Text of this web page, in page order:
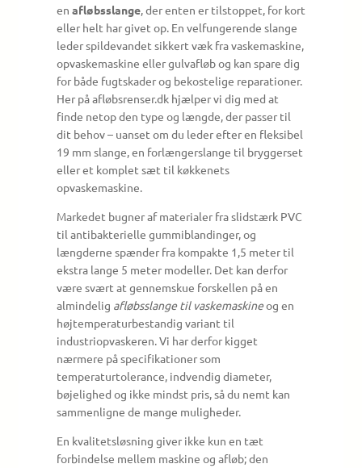
en afløbsslange, der enten er tilstoppet, for kort
eller helt har givet op. En velfungerende slange
leder spildevandet sikkert væk fra vaskemaskine,
opvaskemaskine eller gulvafløb og kan spare dig
for både fugtskader og bekostelige reparationer.
Her på afløbsrenser.dk hjælper vi dig med at
finde netop den type og længde, der passer til
dit behov – uanset om du leder efter en fleksibel
19 mm slange, en forlængerslange til bryggerset
eller et komplet sæt til køkkenets
opvaskemaskine.
Markedet bugner af materialer fra slidstærk PVC
til antibakterielle gummiblandinger, og
længderne spænder fra kompakte 1,5 meter til
ekstra lange 5 meter modeller. Det kan derfor
være svært at gennemskue forskellen på en
almindelig afløbsslange til vaskemaskineog en
højtemperaturbestandig variant til
industriopvaskeren. Vi har derfor kigget
nærmere på specifikationer som
temperaturtolerance, indvendig diameter,
bøjelighed og ikke mindst pris, så du nemt kan
sammenligne de mange muligheder.
En kvalitetsløsning giver ikke kun en tæt
forbindelse mellem maskine og afløb; den